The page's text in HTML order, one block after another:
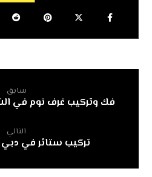
سابق
فك وتركيب غرف نوم في الشارقة
التالي
تركيب ستائر في دبي